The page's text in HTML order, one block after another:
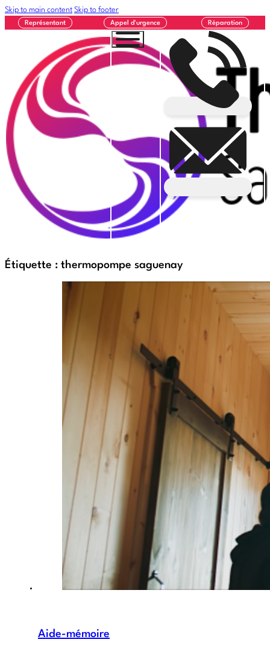
Skip to main content Skip to footer
Représentant Appel d'urgence Réparation
Étiquette : thermopompe saguenay
Aide-mémoire